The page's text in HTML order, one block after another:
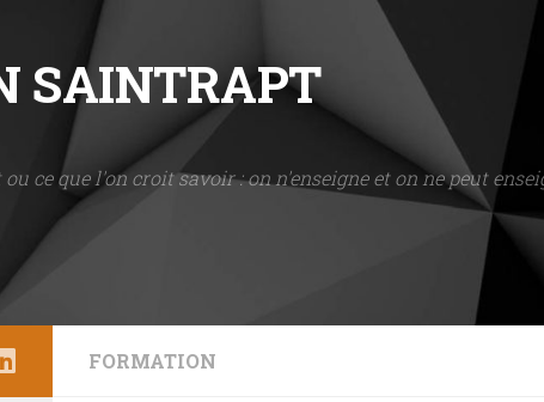
SAINTRAPT
ce que l'on croit savoir : on n'enseigne et on ne peut
FORMATION